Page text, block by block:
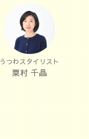
うつわスタイリスト
粟村 千晶